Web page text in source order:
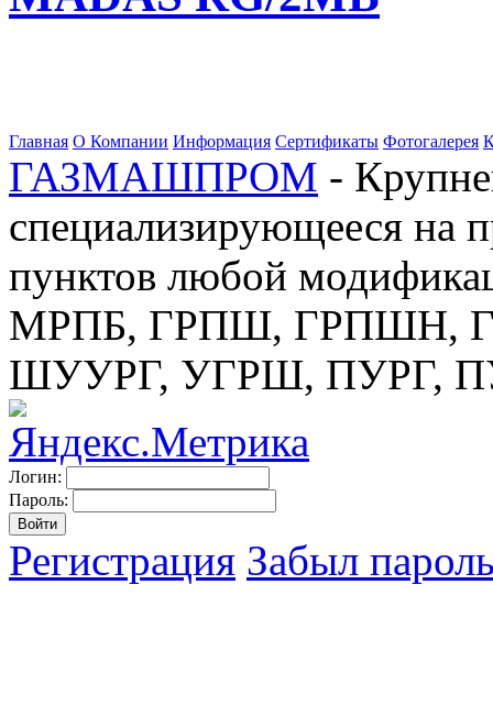
Главная О Компании Информация Сертификаты Фотогалерея
ГАЗМАШПРОМ -
специализирующееся на
пунктов любой
МРПБ, ГРПШ, ГРПШН,
ШУУРГ, УГРШ, ПУРГ,
Логин:
Пароль:
Регистрация Забыл